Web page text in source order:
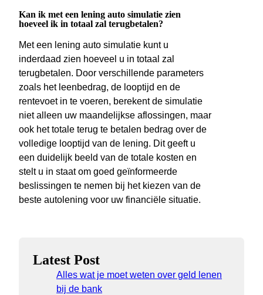
Kan ik met een lening auto simulatie zien
hoeveel ik in totaal zal terugbetalen?
Met een lening auto simulatie kunt u
inderdaad zien hoeveel u in totaal zal
terugbetalen. Door verschillende parameters
zoals het leenbedrag, de looptijd en de
rentevoet in te voeren, berekent de simulatie
niet alleen uw maandelijkse aflossingen, maar
ook het totale terug te betalen bedrag over de
volledige looptijd van de lening. Dit geeft u
een duidelijk beeld van de totale kosten en
stelt u in staat om goed geïnformeerde
beslissingen te nemen bij het kiezen van de
beste autolening voor uw financiële situatie.
Latest Post
Alles wat je moet weten over geld lenen
bij de bank